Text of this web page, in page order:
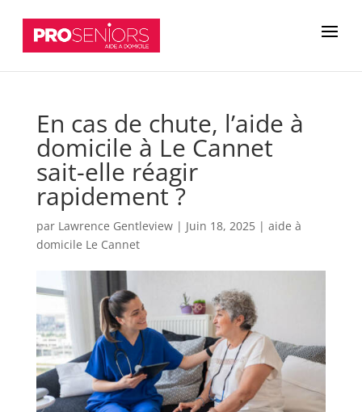
En cas de chute, l’aide à
domicile à Le Cannet
sait-elle réagir
rapidement ?
par Lawrence Gentleview| Juin 18, 2025| aide à
domicile Le Cannet